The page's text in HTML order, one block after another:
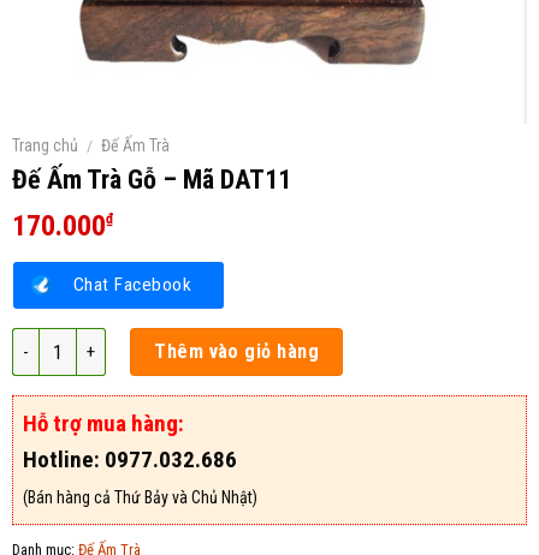
Trang chủ / Đế Ấm Trà
Đế Ấm Trà Gỗ – Mã DAT11
170.000₫
Chat Facebook
Đế Ấm Trà Gỗ – Mã DAT11 số lượng
Thêm vào giỏ hàng
Hỗ trợ mua hàng:
Hotline: 0977.032.686
(Bán hàng cả Thứ Bảy và Chủ Nhật)
Danh mục: Đế Ấm Trà